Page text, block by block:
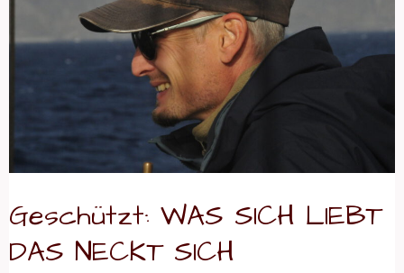
Geschützt: WAS SICH LIEBT
DAS NECKT SICH
DAS
SICH